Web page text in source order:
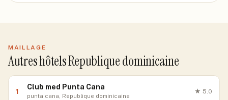
MAILLAGE
Autres hôtels Republique dominicaine
1
Club med Punta Cana
punta cana, Republique dominicaine
★ 5.0